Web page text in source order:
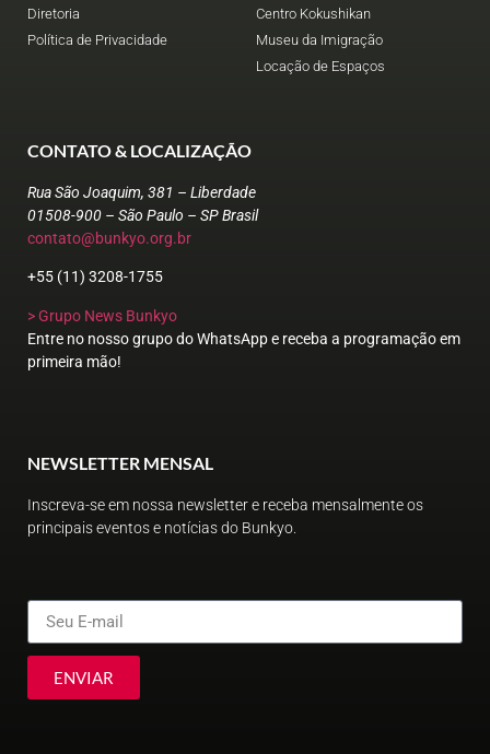
Diretoria
Política de Privacidade
Centro Kokushikan
Museu da Imigração
Locação de Espaços
CONTATO & LOCALIZAÇÃO
Rua São Joaquim, 381 – Liberdade
01508-900 – São Paulo – SP Brasil
contato@bunkyo.org.br
+55 (11) 3208-1755
> Grupo News Bunkyo
Entre no nosso grupo do WhatsApp e receba a programação em
primeira mão!
NEWSLETTER MENSAL
Inscreva-se em nossa newsletter e receba mensalmente os
principais eventos e notícias do Bunkyo.
ENVIAR